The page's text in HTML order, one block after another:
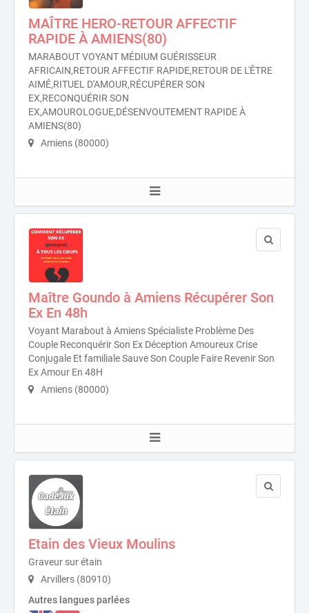
MAÎTRE HERO-RETOUR AFFECTIF
RAPIDE À AMIENS(80)
MARABOUT VOYANT MÉDIUM GUÉRISSEUR
AFRICAIN,RETOUR AFFECTIF RAPIDE,RETOUR DE L'ÊTRE
AIMÉ,RITUEL D'AMOUR,RÉCUPÉRER SON
EX,RECONQUÉRIR SON
EX,AMOUROLOGUE,DÉSENVOUTEMENT RAPIDE À
AMIENS(80)
Amiens (80000)
Maître Goundo à Amiens Récupérer Son
Ex En 48h
Voyant Marabout à Amiens Spécialiste Problème Des
Couple Reconquérir Son Ex Déception Amoureux Crise
Conjugale Et familiale Sauve Son Couple Faire Revenir Son
Ex Amour En 48H
Amiens (80000)
Etain des Vieux Moulins
Graveur sur étain
Arvillers (80910)
Autres langues parlées